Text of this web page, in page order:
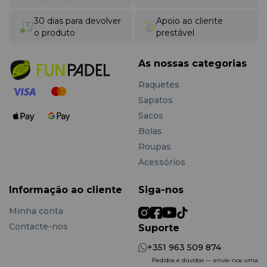
Substituir os grips regularmente para manter o
controle.
um jogo de controle.
Escolherbalance baixo
diamante para maior potência.
Porque Escolher a Bullpadel Indiga CTR
A Bullpadel Indiga CTR 2026 destaca-se pelo
manobrabilidade imediataeestabilidade
potência, este modelo oferece precisão, previsibilidade e
conforto, sendo uma excelente escolha para jogadores
técnicos e táticos que procuram evoluir com
30 dias para devolver
o produto
Apoio ao cliente
prestável
As nossas categorias
Raquetes
Sapatos
Sacos
Bolas
Roupas
Acessórios
Informação ao cliente
Minha conta
Contacte-nos
Siga-nos
Suporte
+351 963 509 874
Pedidos e dúvidas — envie-nos uma